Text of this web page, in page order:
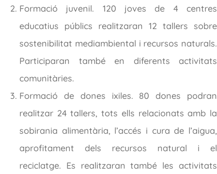
Formació juvenil. 120 joves de 4 centres
educatius públics realitzaran 12 tallers sobre
sostenibilitat mediambiental i recursos naturals.
Participaran també en diferents activitats
comunitàries.
Formació de dones ixiles. 80 dones podran
realitzar 24 tallers, tots ells relacionats amb la
sobirania alimentària, l’accés i cura de l’aigua,
aprofitament dels recursos natural i el
reciclatge. Es realitzaran també les activitats